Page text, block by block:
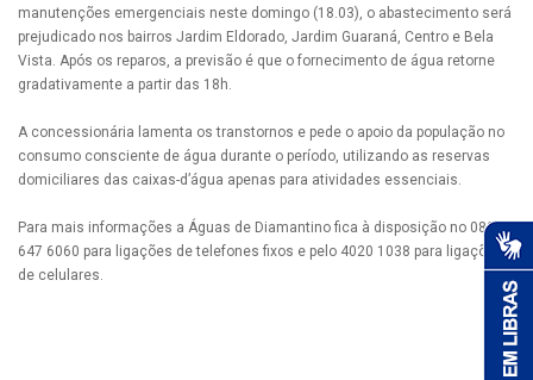
manutenções emergenciais neste domingo (18.03), o abastecimento será
prejudicado nos bairros Jardim Eldorado, Jardim Guaraná, Centro e Bela
Vista. Após os reparos, a previsão é que o fornecimento de água retorne
gradativamente a partir das 18h.
A concessionária lamenta os transtornos e pede o apoio da população no
consumo consciente de água durante o período, utilizando as reservas
domiciliares das caixas-d’água apenas para atividades essenciais.
Para mais informações a Águas de Diamantino fica à disposição no 0800
647 6060 para ligações de telefones fixos e pelo 4020 1038 para ligações
de celulares.